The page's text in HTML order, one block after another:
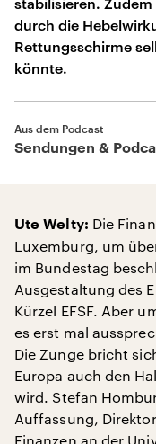
durch die
Rettungsschirme
könnte.
Aus dem Podcast
Sendungen &
Ute Welty: Die
Luxemburg, um
im Bundestag
Ausgestaltung des
Kürzel EFSF. Aber
es erst mal
Die Zunge bricht
Europa auch den
wird. Stefan
Auffassung,
Finanzen an der